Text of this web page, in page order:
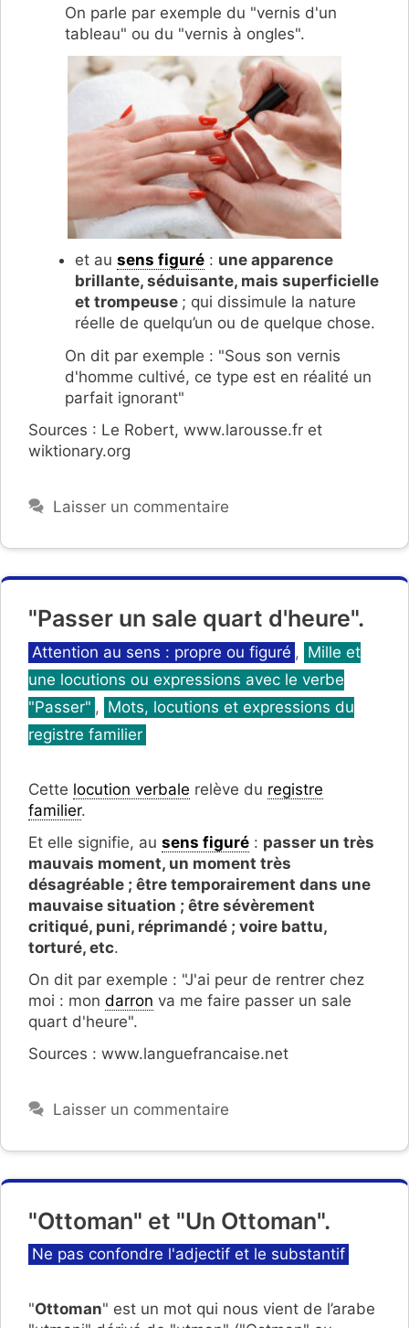
On parle par exemple du "vernis d'un
tableau" ou du "vernis à ongles".
et au sens figuré : une apparence
brillante, séduisante, mais superficielle
et trompeuse ; qui dissimule la nature
réelle de quelqu’un ou de quelque chose.
On dit par exemple : "Sous son vernis
d'homme cultivé, ce type est en réalité un
parfait ignorant"
Sources : Le Robert, www.larousse.fr et
wiktionary.org
Laisser un commentaire
"Passer un sale quart d'heure".
Catégories
Attention au sens : propre ou figuré , Mille et
une locutions ou expressions avec le verbe
"Passer" , Mots, locutions et expressions du
registre familier
Cette locution verbale relève du registre
familier.
Et elle signifie, au sens figuré : passer un très
mauvais moment, un moment très
désagréable ; être temporairement dans une
mauvaise situation ; être sévèrement
critiqué, puni, réprimandé ; voire battu,
torturé, etc.
On dit par exemple : "J'ai peur de rentrer chez
moi : mon darron va me faire passer un sale
quart d'heure".
Sources : www.languefrancaise.net
Laisser un commentaire
"Ottoman" et "Un Ottoman".
Catégories
Ne pas confondre l'adjectif et le substantif
"Ottoman" est un mot qui nous vient de l’arabe